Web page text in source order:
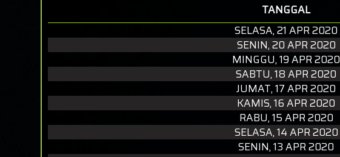
TANGGAL
SELASA, 21 APR 2020
SENIN, 20 APR 2020
MINGGU, 19 APR 2020
SABTU, 18 APR 2020
JUMAT, 17 APR 2020
KAMIS, 16 APR 2020
RABU, 15 APR 2020
SELASA, 14 APR 2020
SENIN, 13 APR 2020